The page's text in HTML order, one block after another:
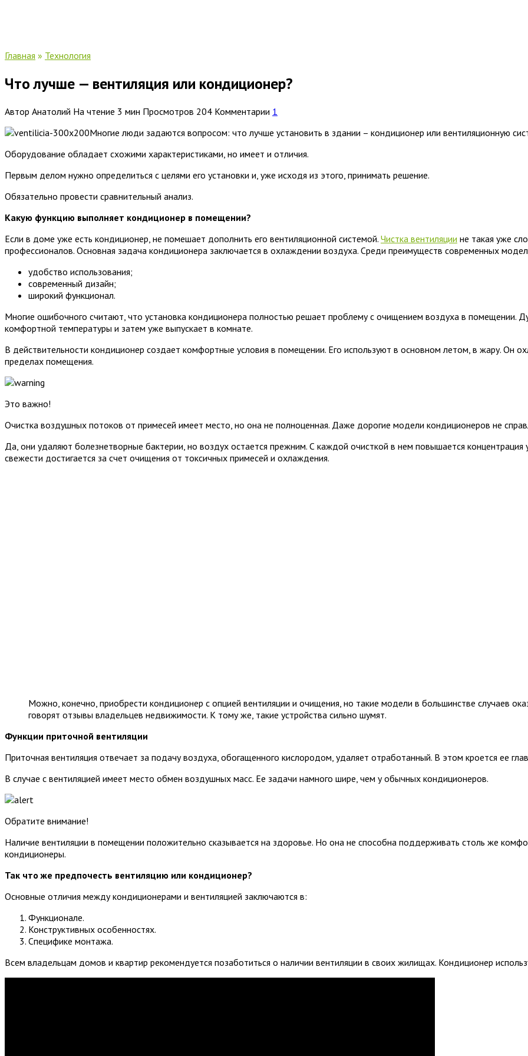
Главная » Технология
Что лучше — вентиляция или кондиционер?
Автор Анатолий На чтение 3 мин Просмотров 204 Комментарии 1
Многие люди задаются вопросом: что лучше установить в здании – кондиционер или вентиляционную
Оборудование обладает схожими характеристиками, но имеет и отличия.
Первым делом нужно определиться с целями его установки и, уже исходя из этого, принимать решение.
Обязательно провести сравнительный анализ.
Какую функцию выполняет кондиционер в помещении?
Если в доме уже есть кондиционер, не помешает дополнить его вентиляционной системой. Чистка вентиляции не такая уже
профессионалов. Основная задача кондиционера заключается в охлаждении воздуха. Среди преимуществ современных
удобство использования;
современный дизайн;
широкий функционал.
Многие ошибочного считают, что установка кондиционера полностью решает проблему с очищением воздуха в помещении.
комфортной температуры и затем уже выпускает в комнате.
В действительности кондиционер создает комфортные условия в помещении. Его используют в основном летом, в жару. Он
пределах помещения.
Это важно!
Очистка воздушных потоков от примесей имеет место, но она не полноценная. Даже дорогие модели кондиционеров не
Да, они удаляют болезнетворные бактерии, но воздух остается прежним. С каждой очисткой в нем повышается концентрация
свежести достигается за счет очищения от токсичных примесей и охлаждения.
Можно, конечно, приобрести кондиционер с опцией вентиляции и очищения, но такие модели в большинстве случаев
говорят отзывы владельцев недвижимости. К тому же, такие устройства сильно шумят.
Функции приточной вентиляции
Приточная вентиляция отвечает за подачу воздуха, обогащенного кислородом, удаляет отработанный. В этом кроется ее
В случае с вентиляцией имеет место обмен воздушных масс. Ее задачи намного шире, чем у обычных кондиционеров.
Обратите внимание!
Наличие вентиляции в помещении положительно сказывается на здоровье. Но она не способна поддерживать столь же
кондиционеры.
Так что же предпочесть вентиляцию или кондиционер?
Основные отличия между кондиционерами и вентиляцией заключаются в:
Функционале.
Конструктивных особенностях.
Специфике монтажа.
Всем владельцам домов и квартир рекомендуется позаботиться о наличии вентиляции в своих жилищах. Кондиционер